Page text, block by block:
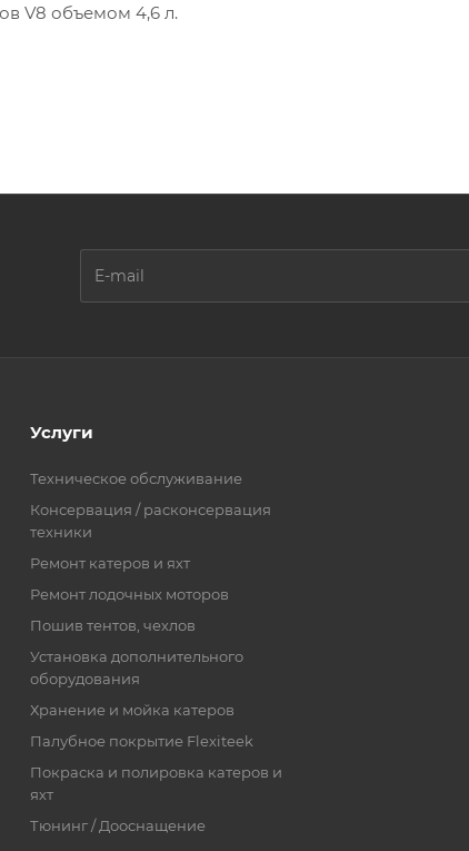
V8 объемом 4,6 л.
Услуги
Техническое обслуживание
Консервация / расконсервация
техники
Ремонт катеров и яхт
Ремонт лодочных моторов
Пошив тентов, чехлов
Установка дополнительного
оборудования
Хранение и мойка катеров
Палубное покрытие Flexiteek
Покраска и полировка катеров и
яхт
Тюнинг / Дооснащение